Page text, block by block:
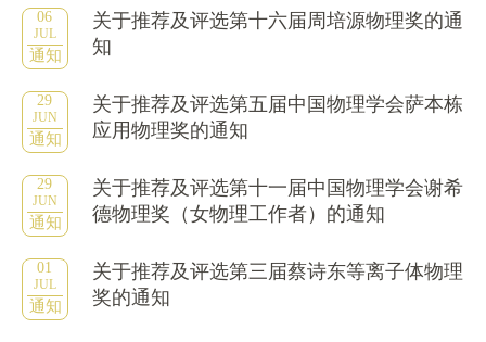
06
JUL
通知
关于推荐及评选第十六届周培源物理奖的通
知
29
JUN
通知
关于推荐及评选第五届中国物理学会萨本栋
应用物理奖的通知
29
JUN
通知
关于推荐及评选第十一届中国物理学会谢希
德物理奖（女物理工作者）的通知
01
JUL
通知
关于推荐及评选第三届蔡诗东等离子体物理
奖的通知